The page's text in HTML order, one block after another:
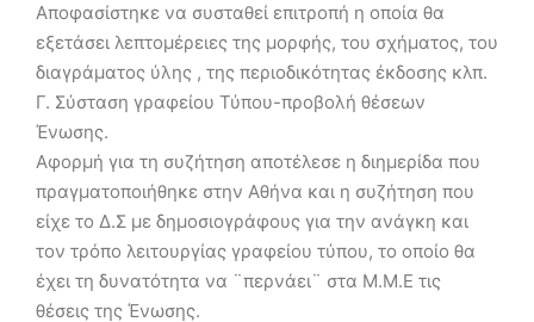
Αποφασίστηκε να συσταθεί επιτροπή η οποία θα
εξετάσει λεπτομέρειες της μορφής, του σχήματος, του
διαγράματος ύλης , της περιοδικότητας έκδοσης κλπ.
Γ. Σύσταση γραφείου Τύπου-προβολή θέσεων
Ένωσης.
Αφορμή για τη συζήτηση αποτέλεσε η διημερίδα που
πραγματοποιήθηκε στην Αθήνα και η συζήτηση που
είχε το Δ.Σ με δημοσιογράφους για την ανάγκη και
τον τρόπο λειτουργίας γραφείου τύπου, το οποίο θα
έχει τη δυνατότητα να ¨περνάει¨ στα Μ.Μ.Ε τις
θέσεις της Ένωσης.